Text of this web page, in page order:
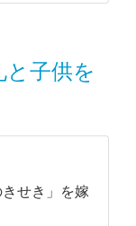
子供を
せき」を嫁